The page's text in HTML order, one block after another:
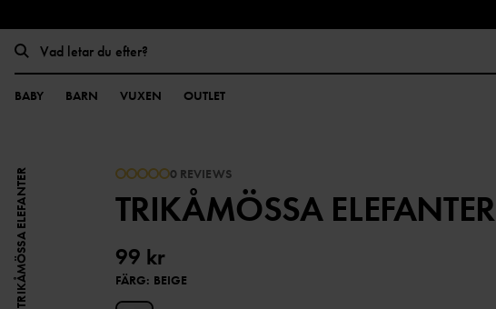
BABY BARN VUXEN OUTLET
TRIKÅMÖSSA ELEFANTER 0 REVIEWS
TRIKÅMÖSSA ELEFANTER
99 kr
FÄRG: BEIGE